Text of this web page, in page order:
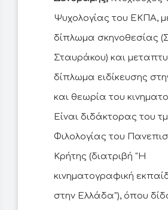
Ψυχολογίας του ΕΚΠΑ,
δίπλωμα σκηνοθεσίας
Σταυράκου) και
δίπλωμα ειδίκευσης
και θεωρία του
Είναι διδάκτορας του
Φιλολογίας του
Κρήτης (διατριβή "Η
κινηματογραφική
στην Ελλάδα"), όπου